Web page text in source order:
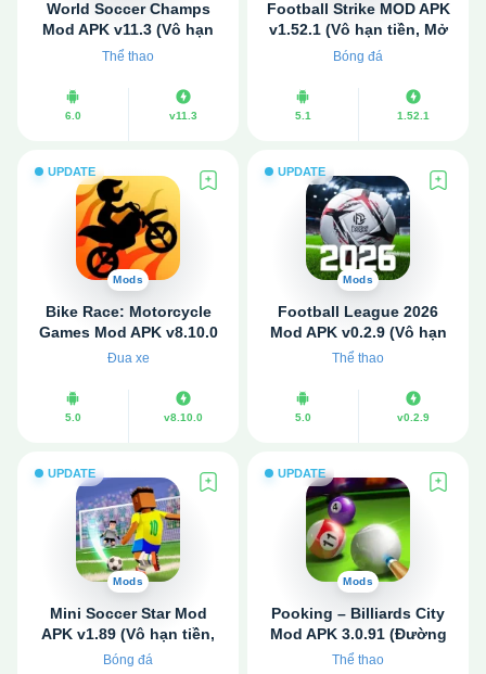
World Soccer Champs
Mod APK v11.3 (Vô hạn
tiền)
Thể thao
6.0 v11.3
Football Strike MOD APK
v1.52.1 (Vô hạn tiền, Mở
khóa mọi thứ)
Bóng đá
5.1 1.52.1
UPDATE
Mods
Bike Race: Motorcycle
Games Mod APK v8.10.0
[Mở khóa xe, bản đồ]
Đua xe
5.0 v8.10.0
UPDATE
Mods
Football League 2026
Mod APK v0.2.9 (Vô hạn
tiền)
Thể thao
5.0 v0.2.9
UPDATE
Mods
Mini Soccer Star Mod
APK v1.89 (Vô hạn tiền,
kim cương)
Bóng đá
UPDATE
Mods
Pooking – Billiards City
Mod APK 3.0.91 (Đường
kẻ dài, Không quảng
Thể thao